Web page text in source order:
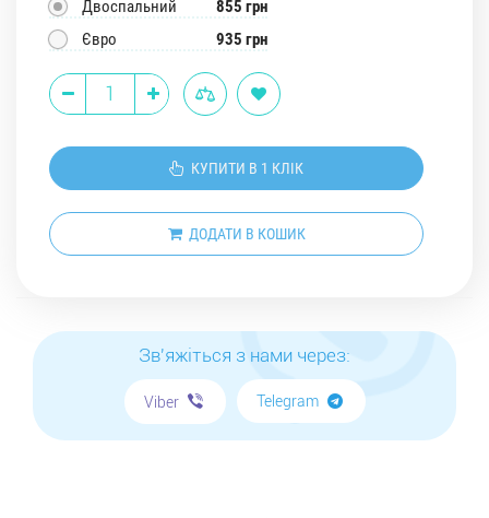
Двоспальний
855 грн
Євро
935 грн
КУПИТИ В 1 КЛІК
ДОДАТИ В КОШИК
Зв'яжіться з нами через:
Viber Telegram